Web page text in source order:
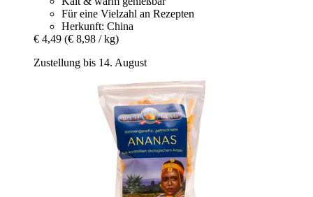
Für eine Vielzahl an Rezepten
Herkunft: China
€ 4,49 (€ 8,98 / kg)
Zustellung bis 14. August